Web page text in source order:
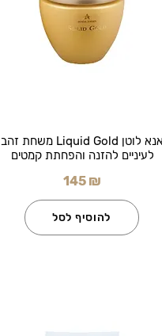
אנא לוטן Liquid Gold משחת זהב
לעיניים להזנה והפחתת קמטים
145 ₪
להוסיף לסל